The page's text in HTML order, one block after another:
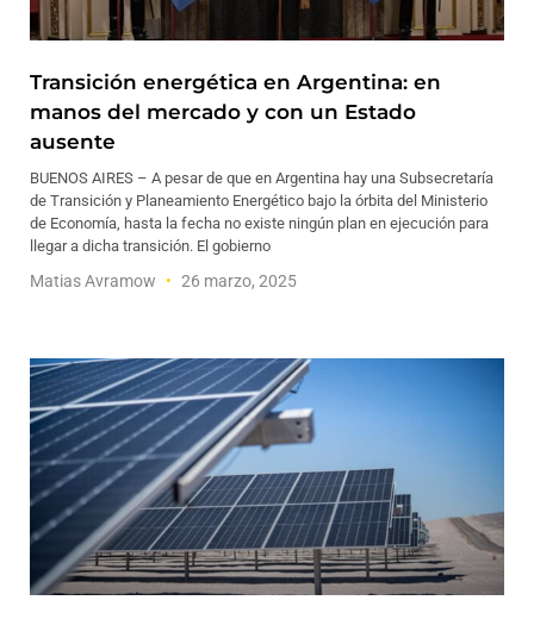
Transición energética en Argentina: en
manos del mercado y con un Estado
ausente
BUENOS AIRES – A pesar de que en Argentina hay una Subsecretaría
de Transición y Planeamiento Energético bajo la órbita del Ministerio
de Economía, hasta la fecha no existe ningún plan en ejecución para
llegar a dicha transición. El gobierno
Matias Avramow 26 marzo, 2025